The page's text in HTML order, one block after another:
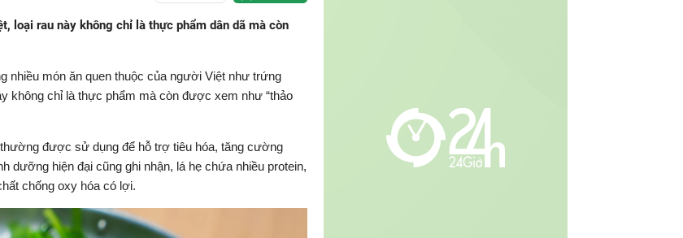
loại rau này không chỉ là thực phẩm dân dã mà còn
nhiều món ăn quen thuộc của người Việt như trứng
không chỉ là thực phẩm mà còn được xem như “thảo
được sử dụng để hỗ trợ tiêu hóa, tăng cường
dưỡng hiện đại cũng ghi nhận, lá hẹ chứa nhiều protein,
chống oxy hóa có lợi.